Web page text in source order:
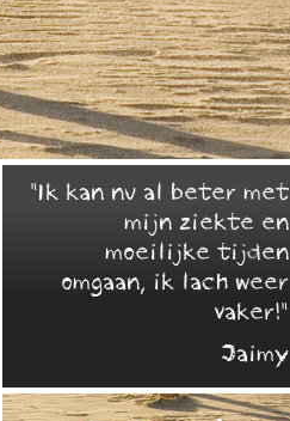
"Ik kan nu al beter met
mijn ziekte en
moeilijke tijden
omgaan, ik lach weer
vaker!"
Jaimy